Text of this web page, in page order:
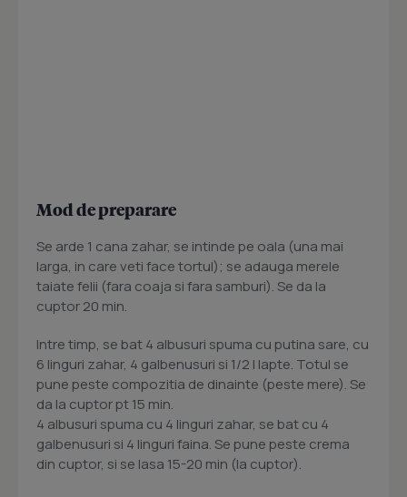
Mod de preparare
Se arde 1 cana zahar, se intinde pe oala (una mai
larga, in care veti face tortul); se adauga merele
taiate felii (fara coaja si fara samburi). Se da la
cuptor 20 min.
Intre timp, se bat 4 albusuri spuma cu putina sare, cu
6 linguri zahar, 4 galbenusuri si 1/2 l lapte. Totul se
pune peste compozitia de dinainte (peste mere). Se
da la cuptor pt 15 min.
4 albusuri spuma cu 4 linguri zahar, se bat cu 4
galbenusuri si 4 linguri faina. Se pune peste crema
din cuptor, si se lasa 15-20 min (la cuptor).